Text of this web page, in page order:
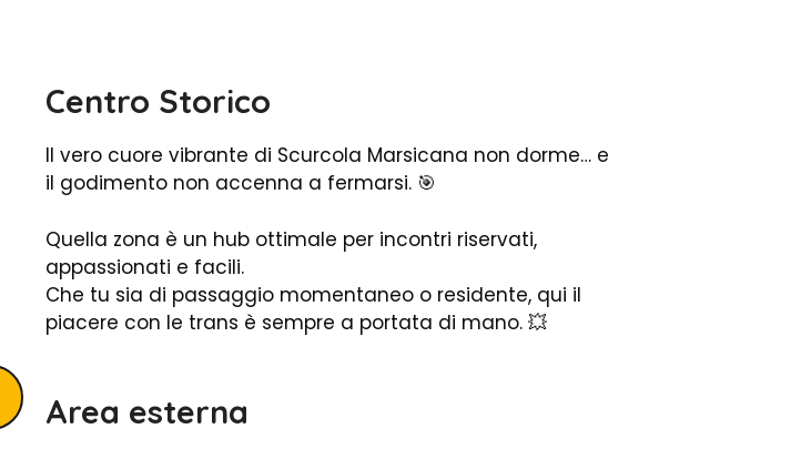
Centro Storico
Il vero cuore vibrante di Scurcola Marsicana non dorme… e
il godimento non accenna a fermarsi. 🎯
Quella zona è un hub ottimale per incontri riservati,
appassionati e facili.
Che tu sia di passaggio momentaneo o residente, qui il
piacere con le trans è sempre a portata di mano. 💥
Area esterna